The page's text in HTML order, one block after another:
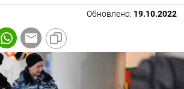
Обновлено: 19.10.2022